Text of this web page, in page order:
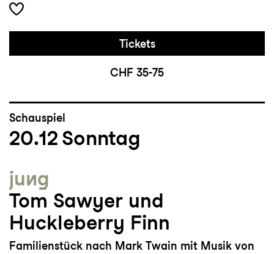
Tickets
CHF 35-75
Schauspiel
20.12 Sonntag
jung
Tom Sawyer und
Huckleberry Finn
Familienstück nach Mark Twain mit Musik von